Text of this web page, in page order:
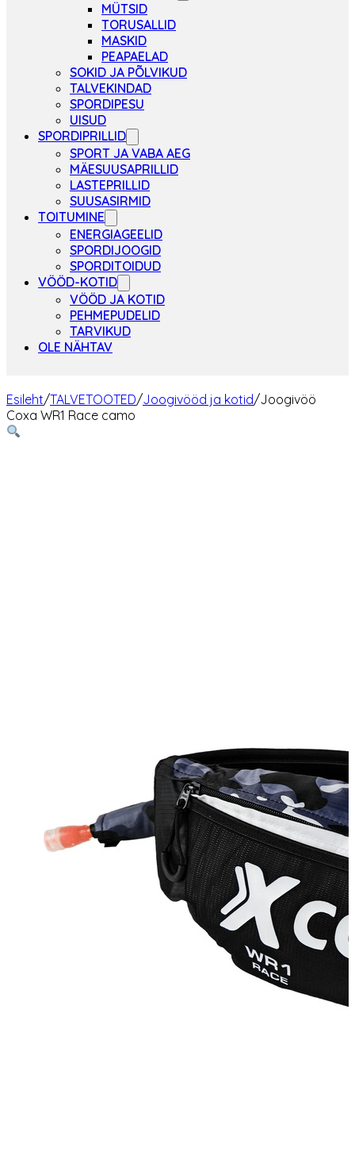
MÜTSID
TORUSALLID
MASKID
PEAPAELAD
SOKID JA PÕLVIKUD
TALVEKINDAD
SPORDIPESU
UISUD
SPORDIPRILLID
SPORT JA VABA AEG
MÄESUUSAPRILLID
LASTEPRILLID
SUUSASIRMID
TOITUMINE
ENERGIAGEELID
SPORDIJOOGID
SPORDITOIDUD
VÖÖD-KOTID
VÖÖD JA KOTID
PEHMEPUDELID
TARVIKUD
OLE NÄHTAV
Esileht/TALVETOOTED/Joogivööd ja kotid/Joogivöö
Coxa WR1 Race camo